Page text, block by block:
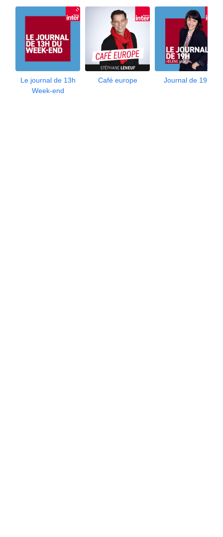
Le journal de 13h
Week-end
Café europe Journal de 19h